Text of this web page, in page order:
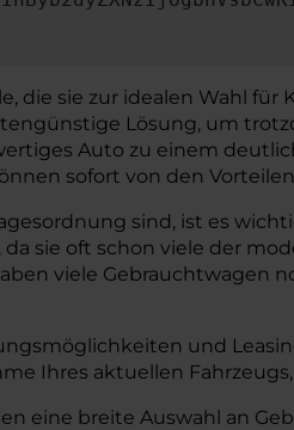
die sie zur idealen Wahl
Lösung, um
Auto zu einem
sofort von den
sind, ist es
sie oft schon viele der
viele Gebrauchtwagen
und
Ihres aktuellen
eine breite Auswahl an